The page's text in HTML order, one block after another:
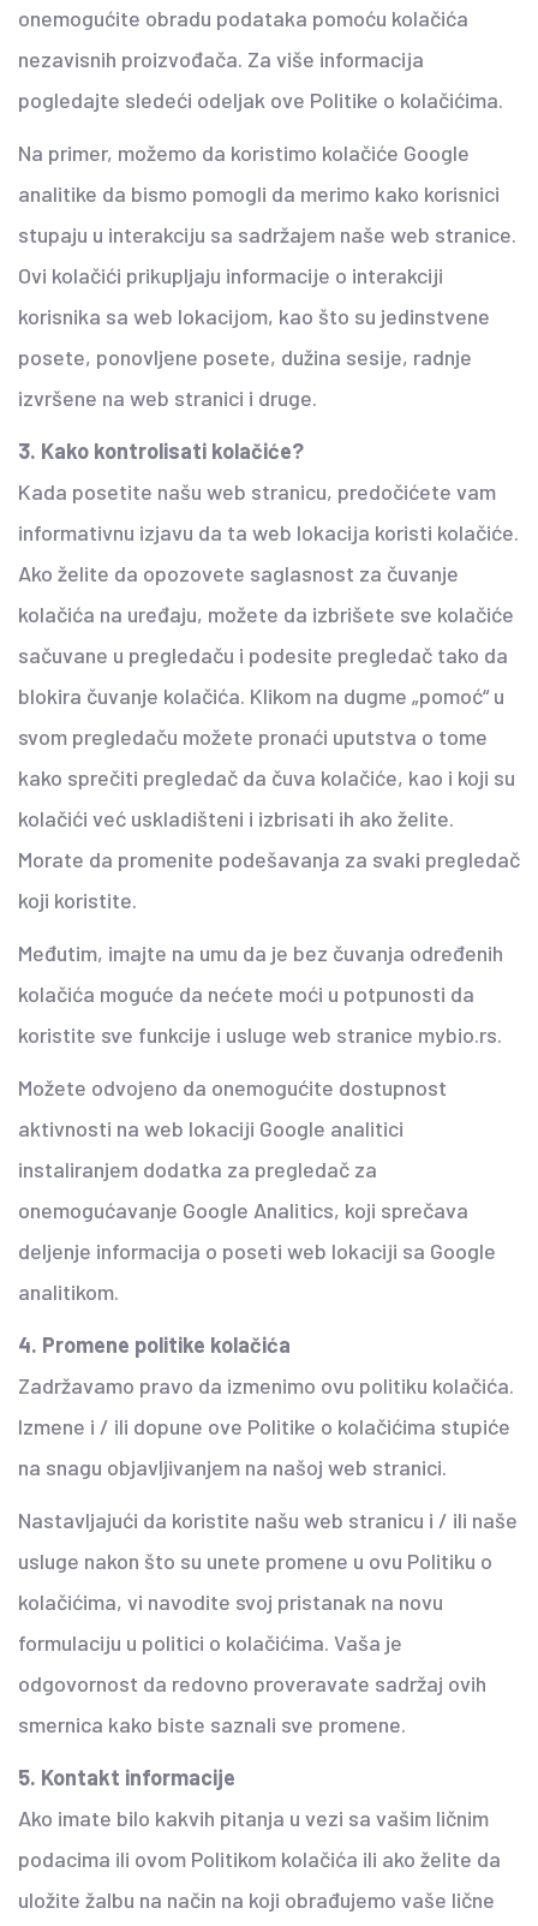
onemogućite obradu podataka pomoću kolačića
nezavisnih proizvođača. Za više informacija
pogledajte sledeći odeljak ove Politike o kolačićima.
Na primer, možemo da koristimo kolačiće Google
analitike da bismo pomogli da merimo kako korisnici
stupaju u interakciju sa sadržajem naše web stranice.
Ovi kolačići prikupljaju informacije o interakciji
korisnika sa web lokacijom, kao što su jedinstvene
posete, ponovljene posete, dužina sesije, radnje
izvršene na web stranici i druge.
3. Kako kontrolisati kolačiće?
Kada posetite našu web stranicu, predočićete vam
informativnu izjavu da ta web lokacija koristi kolačiće.
Ako želite da opozovete saglasnost za čuvanje
kolačića na uređaju, možete da izbrišete sve kolačiće
sačuvane u pregledaču i podesite pregledač tako da
blokira čuvanje kolačića. Klikom na dugme „pomoć“ u
svom pregledaču možete pronaći uputstva o tome
kako sprečiti pregledač da čuva kolačiće, kao i koji su
kolačići već uskladišteni i izbrisati ih ako želite.
Morate da promenite podešavanja za svaki pregledač
koji koristite.
Međutim, imajte na umu da je bez čuvanja određenih
kolačića moguće da nećete moći u potpunosti da
koristite sve funkcije i usluge web stranice mybio.rs.
Možete odvojeno da onemogućite dostupnost
aktivnosti na web lokaciji Google analitici
instaliranjem dodatka za pregledač za
onemogućavanje Google Analitics, koji sprečava
deljenje informacija o poseti web lokaciji sa Google
analitikom.
4. Promene politike kolačića
Zadržavamo pravo da izmenimo ovu politiku kolačića.
Izmene i / ili dopune ove Politike o kolačićima stupiće
na snagu objavljivanjem na našoj web stranici.
Nastavljajući da koristite našu web stranicu i / ili naše
usluge nakon što su unete promene u ovu Politiku o
kolačićima, vi navodite svoj pristanak na novu
formulaciju u politici o kolačićima. Vaša je
odgovornost da redovno proveravate sadržaj ovih
smernica kako biste saznali sve promene.
5. Kontakt informacije
Ako imate bilo kakvih pitanja u vezi sa vašim ličnim
podacima ili ovom Politikom kolačića ili ako želite da
uložite žalbu na način na koji obrađujemo vaše lične